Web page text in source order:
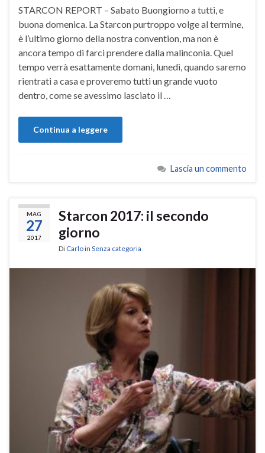
STARCON REPORT – Sabato Buongiorno a tutti, e
buona domenica. La Starcon purtroppo volge al termine,
è l’ultimo giorno della nostra convention, ma non è
ancora tempo di farci prendere dalla malinconia. Quel
tempo verrà esattamente domani, lunedì, quando saremo
rientrati a casa e proveremo tutti un grande vuoto
dentro, come se avessimo lasciato il …
Continua a leggere
Lascia un commento
MAG
27
2017
Starcon 2017: il secondo
giorno
Di Carloin Senza categoria